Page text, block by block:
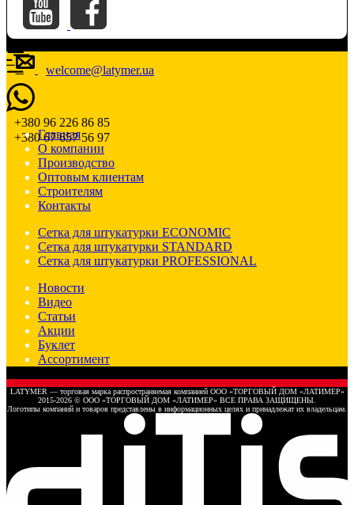
welcome@latymer.ua
+380 96 226 86 85
+380 67 657 56 97
Главная
О компании
Производство
Оптовым клиентам
Строителям
Контакты
Сетка для штукатурки ECONOMIC
Сетка для штукатурки STANDARD
Сетка для штукатурки PROFESSIONAL
Новости
Видео
Статьи
Акции
Буклет
Ассортимент
LATYMER — торговая марка распространяемая компанией ООО «ТОРГОВЫЙ ДОМ «ЛАТИМЕР»
2015-2026 © ООО «ТОРГОВЫЙ ДОМ «ЛАТИМЕР» ВСЕ ПРАВА ЗАЩИЩЕНЫ.
Логотипы компаний и товаров представлены в информационных целях и принадлежат их владельцам.